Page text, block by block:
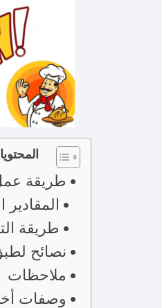
طريقة
طريقة
نصائح
ملاحظات
وصفات